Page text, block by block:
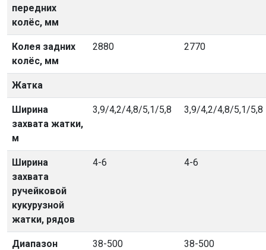
передних
колёс, мм
Колея задних
колёс, мм
2880 2770
Жатка
Ширина
захвата жатки,
м
3,9/4,2/4,8/5,1/5,8 3,9/4,2/4,8/5,1/5,8
Ширина
захвата
ручейковой
кукурузной
жатки, рядов
4-6 4-6
Диапазон
38-500 38-500